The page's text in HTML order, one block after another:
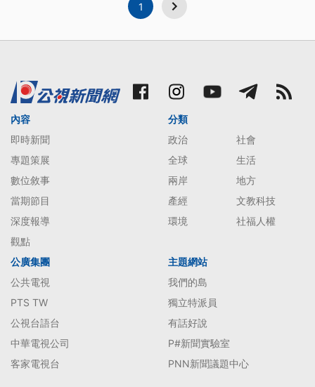
1
內容
即時新聞
專題策展
數位敘事
當期節目
深度報導
觀點
分類
政治
社會
全球
生活
兩岸
地方
產經
文教科技
環境
社福人權
公廣集團
公共電視
PTS TW
公視台語台
中華電視公司
客家電視台
主題網站
我們的島
獨立特派員
有話好說
P#新聞實驗室
PNN新聞議題中心